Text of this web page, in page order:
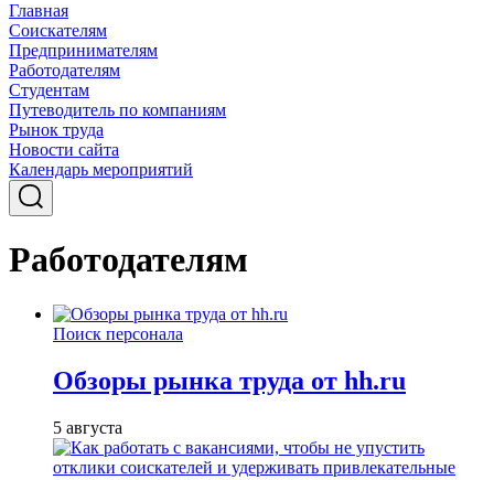
Главная
Соискателям
Предпринимателям
Работодателям
Студентам
Путеводитель по компаниям
Рынок труда
Новости сайта
Календарь мероприятий
Работодателям
Поиск персонала
Обзоры рынка труда от hh.ru
5 августа